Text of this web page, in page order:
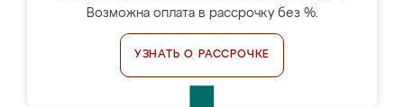
Возможна оплата в рассрочку без %.
УЗНАТЬ О РАССРОЧКЕ